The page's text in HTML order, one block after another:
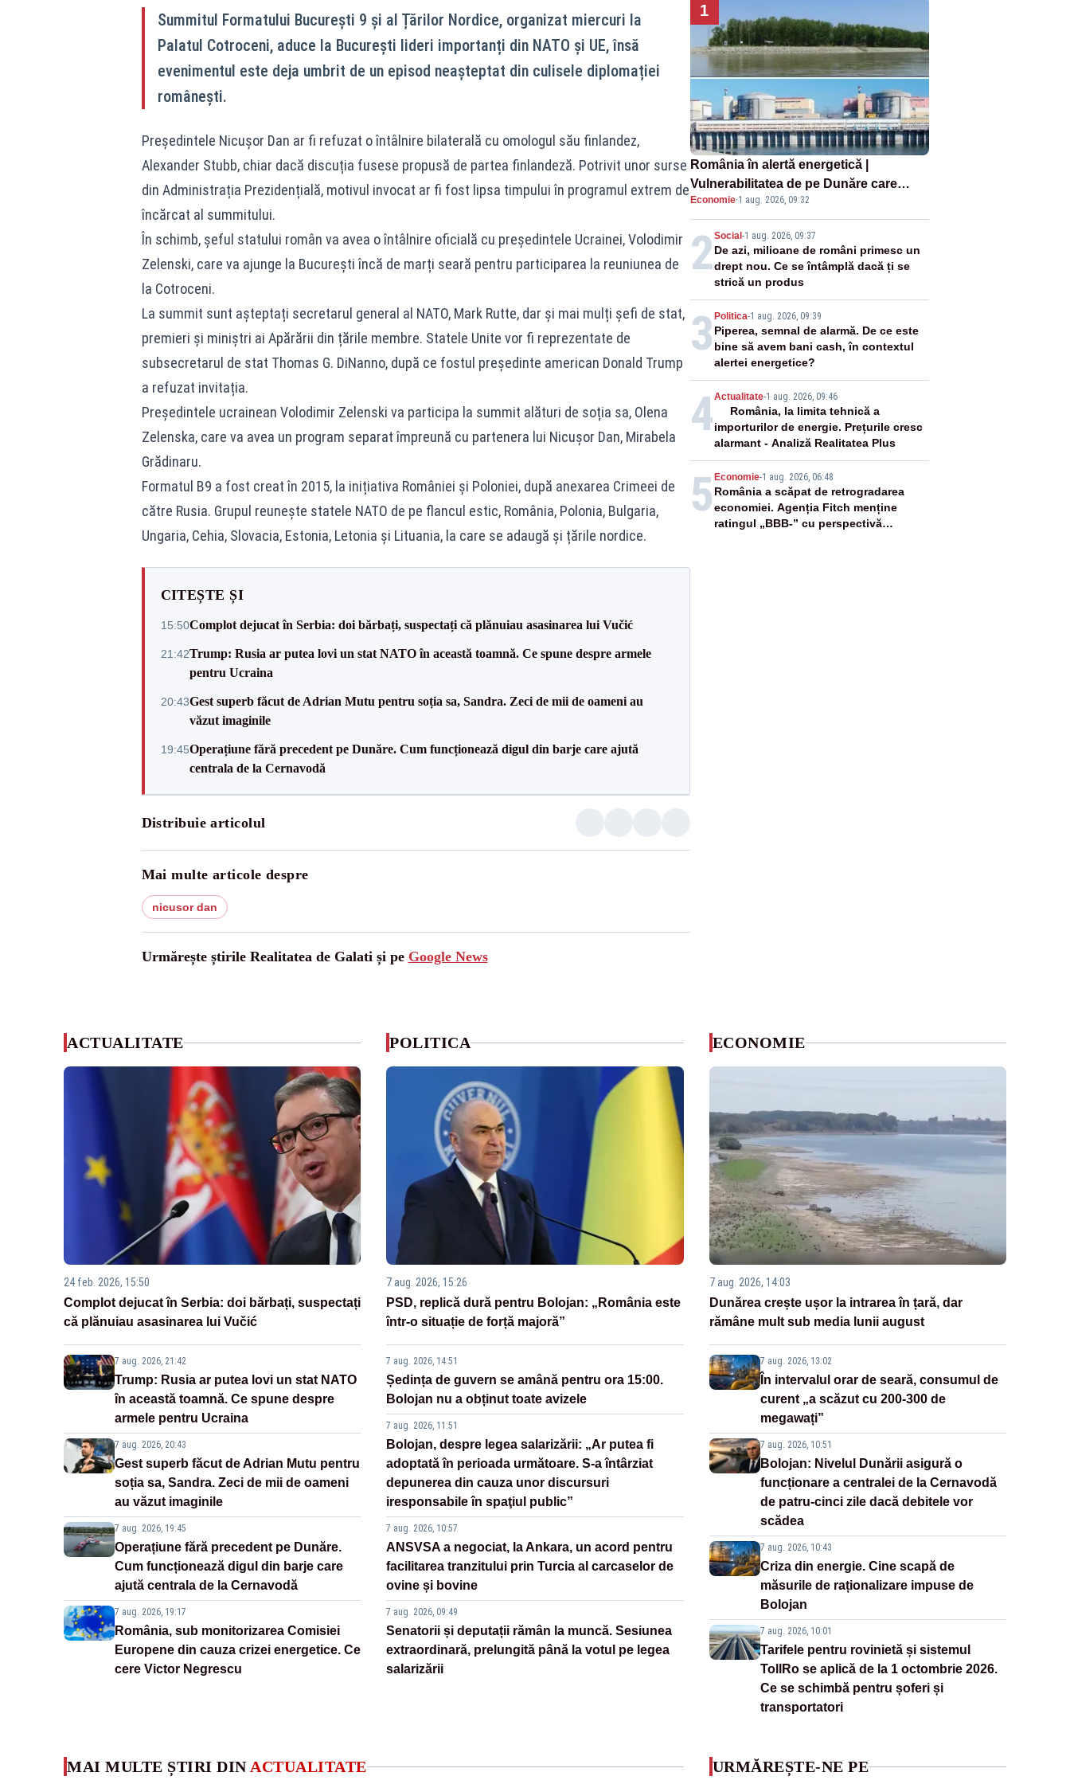
Summitul Formatului București 9 și al Țărilor Nordice, organizat miercuri la
Palatul Cotroceni, aduce la București lideri importanți din NATO și UE, însă
evenimentul este deja umbrit de un episod neașteptat din culisele diplomației
românești.
Președintele Nicușor Dan ar fi refuzat o întâlnire bilaterală cu omologul său finlandez,
Alexander Stubb, chiar dacă discuția fusese propusă de partea finlandeză. Potrivit unor surse
din Administrația Prezidențială, motivul invocat ar fi fost lipsa timpului în programul extrem de
încărcat al summitului.
În schimb, șeful statului român va avea o întâlnire oficială cu președintele Ucrainei, Volodimir
Zelenski, care va ajunge la București încă de marți seară pentru participarea la reuniunea de
la Cotroceni.
La summit sunt așteptați secretarul general al NATO, Mark Rutte, dar și mai mulți șefi de stat,
premieri și miniștri ai Apărării din țările membre. Statele Unite vor fi reprezentate de
subsecretarul de stat Thomas G. DiNanno, după ce fostul președinte american Donald Trump
a refuzat invitația.
Președintele ucrainean Volodimir Zelenski va participa la summit alături de soția sa, Olena
Zelenska, care va avea un program separat împreună cu partenera lui Nicușor Dan, Mirabela
Grădinaru.
Formatul B9 a fost creat în 2015, la inițiativa României și Poloniei, după anexarea Crimeei de
către Rusia. Grupul reunește statele NATO de pe flancul estic, România, Polonia, Bulgaria,
Ungaria, Cehia, Slovacia, Estonia, Letonia și Lituania, la care se adaugă și țările nordice.
CITEȘTE ȘI
15:50Complot dejucat în Serbia: doi bărbați, suspectați că plănuiau asasinarea lui Vučić
21:42Trump: Rusia ar putea lovi un stat NATO în această toamnă. Ce spune despre armele
pentru Ucraina
20:43Gest superb făcut de Adrian Mutu pentru soția sa, Sandra. Zeci de mii de oameni au
văzut imaginile
19:45Operațiune fără precedent pe Dunăre. Cum funcționează digul din barje care ajută
centrala de la Cernavodă
Distribuie articolul
Mai multe articole despre
nicusor dan
Urmărește știrile Realitatea de Galati și pe Google News
1
România în alertă energetică |
Vulnerabilitatea de pe Dunăre care
pune în pericol Centrala Cernavodă era
cunoscută de pe vremea lui Ceaușescu
Economie·1 aug. 2026, 09:32
2Social -1 aug. 2026, 09:37
De azi, milioane de români primesc un
drept nou. Ce se întâmplă dacă ți se
strică un produs
3 Politica-1 aug. 2026, 09:39
Piperea, semnal de alarmă. De ce este
bine să avem bani cash, în contextul
alertei energetice?
4Actualitate-1 aug. 2026, 09:46
România, la limita tehnică a
importurilor de energie. Prețurile cresc
alarmant - Analiză Realitatea Plus
5 Economie-1 aug. 2026, 06:48
România a scăpat de retrogradarea
economiei. Agenția Fitch menține
ratingul „BBB-” cu perspectivă
ACTUALITATE
24 feb. 2026, 15:50
Complot dejucat în Serbia: doi bărbați, suspectați
că plănuiau asasinarea lui Vučić
7 aug. 2026, 21:42
Trump: Rusia ar putea lovi un stat NATO
în această toamnă. Ce spune despre
armele pentru Ucraina
7 aug. 2026, 20:43
Gest superb făcut de Adrian Mutu pentru
soția sa, Sandra. Zeci de mii de oameni
au văzut imaginile
7 aug. 2026, 19:45
Operațiune fără precedent pe Dunăre.
Cum funcționează digul din barje care
ajută centrala de la Cernavodă
7 aug. 2026, 19:17
România, sub monitorizarea Comisiei
Europene din cauza crizei energetice. Ce
cere Victor Negrescu
POLITICA
7 aug. 2026, 15:26
PSD, replică dură pentru Bolojan: „România este
într-o situație de forță majoră”
7 aug. 2026, 14:51
Ședința de guvern se amână pentru ora 15:00.
Bolojan nu a obținut toate avizele
7 aug. 2026, 11:51
Bolojan, despre legea salarizării: „Ar putea fi
adoptată în perioada următoare. S-a întârziat
depunerea din cauza unor discursuri
iresponsabile în spaţiul public”
7 aug. 2026, 10:57
ANSVSA a negociat, la Ankara, un acord pentru
facilitarea tranzitului prin Turcia al carcaselor de
ovine și bovine
7 aug. 2026, 09:49
Senatorii și deputații rămân la muncă. Sesiunea
extraordinară, prelungită până la votul pe legea
salarizării
ECONOMIE
7 aug. 2026, 14:03
Dunărea crește ușor la intrarea în țară, dar
rămâne mult sub media lunii august
7 aug. 2026, 13:02
În intervalul orar de seară, consumul de
curent „a scăzut cu 200-300 de
megawați”
7 aug. 2026, 10:51
Bolojan: Nivelul Dunării asigură o
funcționare a centralei de la Cernavodă
de patru-cinci zile dacă debitele vor
scădea
7 aug. 2026, 10:43
Criza din energie. Cine scapă de
măsurile de raționalizare impuse de
Bolojan
7 aug. 2026, 10:01
Tarifele pentru rovinietă și sistemul
TollRo se aplică de la 1 octombrie 2026.
Ce se schimbă pentru șoferi și
transportatori
MAI MULTE ȘTIRI DIN ACTUALITATE URMĂREȘTE-NE PE